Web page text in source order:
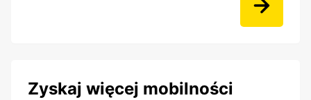
Zyskaj więcej mobilności